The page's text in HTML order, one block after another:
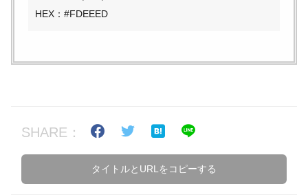
HEX：#FDEEED
SHARE：
タイトルとURLをコピーする